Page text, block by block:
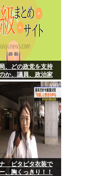
、どの政党を支持
か、議員、政治家
ピタピタ衣装で
、胸くっきり！！